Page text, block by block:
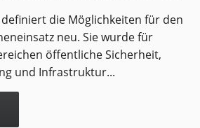
definiert die Möglichkeiten für den
neu. Sie wurde für
öffentliche Sicherheit,
und Infrastruktur...